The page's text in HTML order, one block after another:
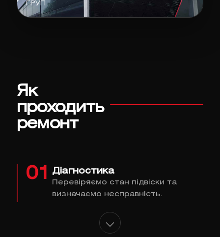
ГРУП
Як
проходить
ремонт
01 Діагностика
Перевіряємо стан підвіски та
визначаємо несправність.